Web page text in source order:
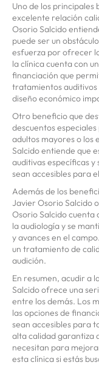
Uno de los principales
excelente relación
Osorio Salcido
puede ser un
esfuerza por ofrecer
la clínica cuenta con
financiación que
tratamientos auditivos
diseño económico
Otro beneficio que
descuentos
adultos mayores o los
Salcido entiende que
auditivas específicas
sean accesibles para
Además de los
Javier Osorio Salcido
Osorio Salcido cuenta
la audiología y se
y avances en el
un tratamiento de
audición.
En resumen, acudir a
Salcido ofrece una
entre los demás. Los
las opciones de
sean accesibles para
alta calidad garantiza
necesitan para
esta clínica si estás